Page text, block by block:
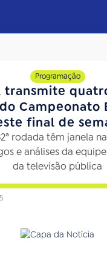
Programação
transmite
Campeonato
final de
rodada têm janela
e análises da
da televisão pública